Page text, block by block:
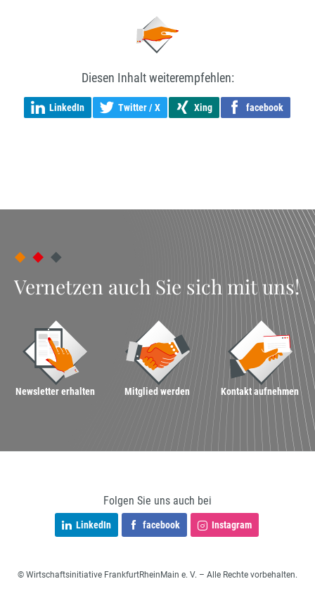
Diesen Inhalt weiterempfehlen:
LinkedIn Twitter / X Xing facebook
Vernetzen auch Sie sich mit uns!
Newsletter erhalten Mitglied werden Kontakt aufnehmen
Folgen Sie uns auch bei
LinkedIn facebook Instagram
© Wirtschaftsinitiative FrankfurtRheinMain e. V. – Alle Rechte vorbehalten.